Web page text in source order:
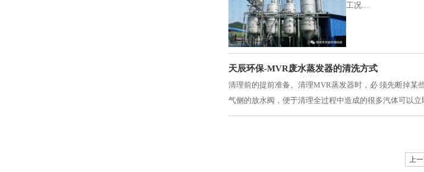
工况…
天辰环保-MVR废水蒸发器的清洗方式
清理前的提前准备。清理MVR蒸发器时，必 须先断掉
气侧的放水阀，便于清理全过程中造成的很多汽体可以
上